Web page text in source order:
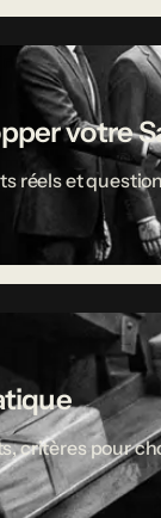
votre
réels et
critères pour